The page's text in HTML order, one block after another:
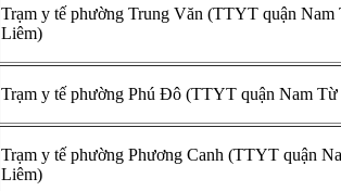
Trạm y tế phường Trung Văn (TTYT quận Nam
Liêm)
Trạm y tế phường Phú Đô (TTYT quận Nam
Trạm y tế phường Phương Canh (TTYT quận
Liêm)